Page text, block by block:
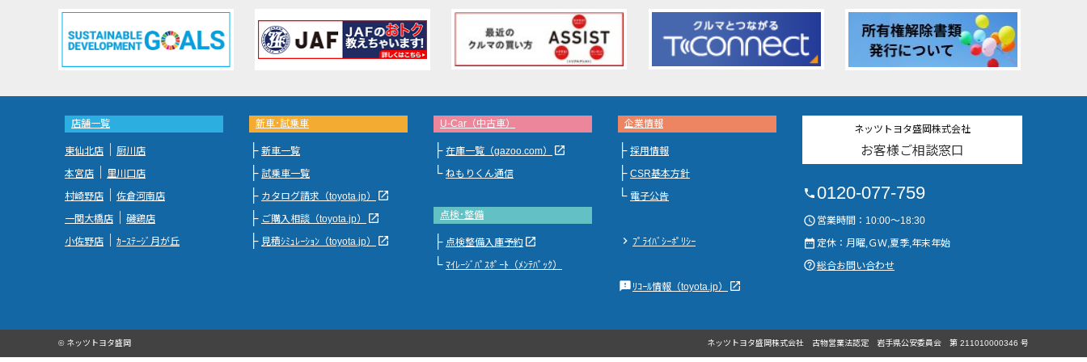
店舗一覧
東仙北店
厨川店
本宮店
里川口店
村崎野店
佐倉河南店
一関大橋店
磯鶏店
小佐野店
ｶｰｽﾃｰｼﾞ月が丘
新車･試乗車
├ 新車一覧
├ 試乗車一覧
├ カタログ請求（toyota.jp） launch
├ ご購入相談（toyota.jp） launch
├ 見積ｼﾐｭﾚｰｼｮﾝ（toyota.jp） launch
U-Car（中古車）
├ 在庫一覧（gazoo.com） launch
└ ねもりくん通信
点検･整備
├ 点検整備入庫予約 launch
└ ﾏｲﾚｰｼﾞﾊﾟｽﾎﾟｰﾄ（ﾒﾝﾃﾊﾟｯｸ）
企業情報
├ 採用情報
├ CSR基本方針
└ 電子公告
chevron_right ﾌﾟﾗｲﾊﾞｼｰﾎﾟﾘｼｰ
feedback ﾘｺｰﾙ情報（toyota.jp） launch
ネッツトヨタ盛岡株式会社
お客様ご相談窓口
phone0120-077-759
access_time 営業時間：10:00～18:30
date_range 定休：月曜,ＧＷ,夏季,年末年始
help_outline総合お問い合わせ
© ネッツトヨタ盛岡 ネッツトヨタ盛岡株式会社 古物営業法認定 岩手県公安委員会 第 211010000346 号